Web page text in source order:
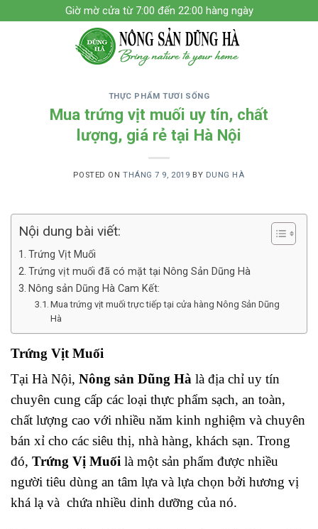
to
Giờ mờ cửa từ 7:00 đến 22:00 hàng ngày
THỰC PHẨM TƯƠI SỐNG
Mua trứng vịt muối uy tín, chất
lượng, giá rẻ tại Hà Nội
POSTED ONTHÁNG 7 9, 2019 BY DUNG HÀ
Nội dung bài viết:
Trứng Vịt Muối
Trứng vịt muối đã có mặt tại Nông Sản Dũng Hà
Nông sản Dũng Hà Cam Kết:
Mua trứng vịt muối trực tiếp tại cửa hàng Nông Sản Dũng
Hà
Trứng Vịt Muối
Tại Hà Nội, Nông sản Dũng Hà là địa chỉ uy tín
chuyên cung cấp các loại thực phẩm sạch, an toàn,
chất lượng cao với nhiều năm kinh nghiệm và chuyên
bán xỉ cho các siêu thị, nhà hàng, khách sạn. Trong
đó, Trứng Vị Muối là một sản phẩm được nhiều
người tiêu dùng an tâm lựa và lựa chọn bởi hương vị
khá lạ và chứa nhiều dinh dưỡng của nó.